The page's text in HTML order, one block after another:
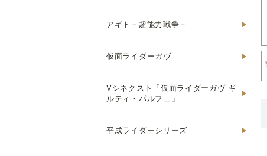
アギト－超能力戦争－
仮面ライダーガヴ
Vシネクスト「仮面ライダーガヴ ギ
ルティ・パルフェ」
平成ライダーシリーズ